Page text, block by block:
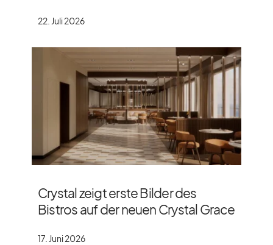
22. Juli 2026
Crystal zeigt erste Bilder des
Bistros auf der neuen Crystal Grace
17. Juni 2026